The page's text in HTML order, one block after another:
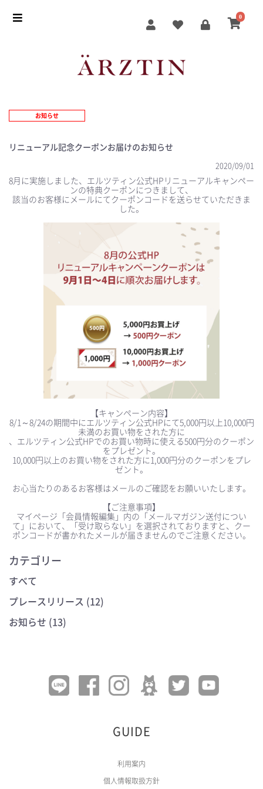
0
お知らせ
リニューアル記念クーポンお届けのお知らせ
2020/09/01
8月に実施しました、エルツティン公式HPリニューアルキャンペー
ンの特典クーポンにつきまして、
該当のお客様にメールにてクーポンコードを送らせていただきま
した。
【キャンペーン内容】
8/1～8/24の期間中にエルツティン公式HPにて5,000円以上10,000円
未満のお買い物をされた方に
、エルツティン公式HPでのお買い物時に使える500円分のクーポン
をプレゼント。
10,000円以上のお買い物をされた方に1,000円分のクーポンをプレ
ゼント。
お心当たりのあるお客様はメールのご確認をお願いいたします。
【ご注意事項】
マイページ「会員情報編集」内の「メールマガジン送付につい
て」において、「受け取らない」を選択されておりますと、クー
ポンコードが書かれたメールが届きませんのでご注意ください。
カテゴリー
すべて
プレースリリース (12)
お知らせ (13)
GUIDE
利用案内
個人情報取扱方針